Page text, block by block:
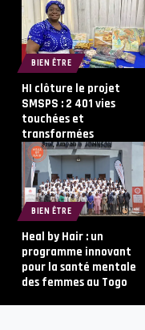
BIEN ÊTRE
HI clôture le projet
SMSPS : 2 401 vies
touchées et
transformées
BIEN ÊTRE
Heal by Hair : un
programme innovant
pour la santé mentale
des femmes au Togo